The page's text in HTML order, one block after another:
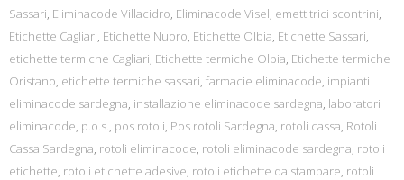
Sassari, Eliminacode Villacidro, Eliminacode Visel, emettitrici scontrini,
Etichette Cagliari, Etichette Nuoro, Etichette Olbia, Etichette Sassari,
etichette termiche Cagliari, Etichette termiche Olbia, Etichette termiche
Oristano, etichette termiche sassari, farmacie eliminacode, impianti
eliminacode sardegna, installazione eliminacode sardegna, laboratori
eliminacode, p.o.s., pos rotoli, Pos rotoli Sardegna, rotoli cassa, Rotoli
Cassa Sardegna, rotoli eliminacode, rotoli eliminacode sardegna, rotoli
etichette, rotoli etichette adesive, rotoli etichette da stampare, rotoli